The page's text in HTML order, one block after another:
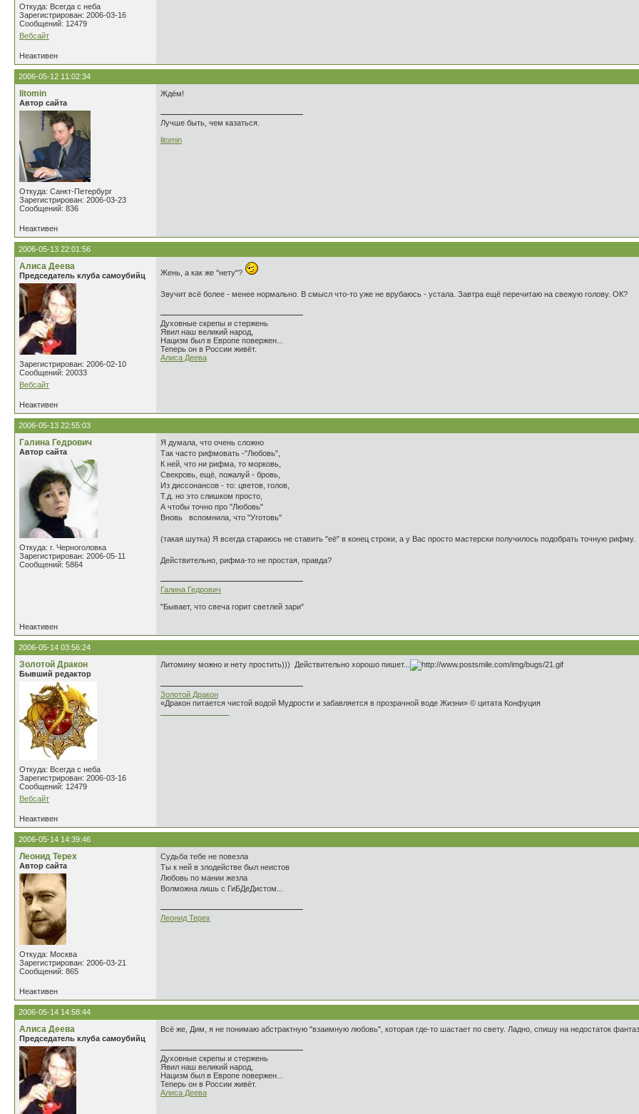
Откуда: Всегда с неба
Зарегистрирован: 2006-03-16
Сообщений: 12479
Вебсайт
Неактивен
2006-05-12 11:02:34
litomin
Автор сайта
Откуда: Санкт-Петербург
Зарегистрирован: 2006-03-23
Сообщений: 836
Ждём!
Лучше быть, чем казаться.
litomin
Неактивен
2006-05-13 22:01:56
Алиса Деева
Председатель клуба самоубийц
Зарегистрирован: 2006-02-10
Сообщений: 20033
Вебсайт
Жень, а как же "нету"?
Звучит всё более - менее нормально. В смысл что-то уже не врубаюсь - устала. Завтра ещё перечитаю на свежую голову. ОК?
Духовные скрепы и стержень
Явил наш великий народ,
Нацизм был в Европе повержен...
Теперь он в России живёт.
Алиса Деева
Неактивен
2006-05-13 22:55:03
Галина Гедрович
Автор сайта
Откуда: г. Черноголовка
Зарегистрирован: 2006-05-11
Сообщений: 5864
Я думала, что очень сложно
Так часто рифмовать -"Любовь",
К ней, что ни рифма, то морковь,
Свекровь, ещё, пожалуй - бровь,
Из диссонансов - то: цветов, голов,
Т.д. но это слишком просто,
А чтобы точно про "Любовь"
Вновь вспомнила, что "Уготовь"
(такая шутка) Я всегда стараюсь не ставить "её" в конец строки, а у Вас просто мастерски получилось подобрать точную рифму.
Действительно, рифма-то не простая, правда?
Галина Гедрович
"Бывает, что свеча горит светлей зари"
Неактивен
2006-05-14 03:56:24
Золотой Дракон
Бывший редактор
Откуда: Всегда с неба
Зарегистрирован: 2006-03-16
Сообщений: 12479
Вебсайт
Литомину можно и нету простить))) Действительно хорошо пишет...
Золотой Дракон
«Дракон питается чистой водой Мудрости и забавляется в прозрачной воде Жизни» © цитата Конфуция
Неактивен
2006-05-14 14:39:46
Леонид Терех
Автор сайта
Откуда: Москва
Зарегистрирован: 2006-03-21
Сообщений: 865
Судьба тебе не повезла
Ты к ней в злодействе был неистов
Любовь по мании жезла
Волможна лишь с ГиБДеДистом...
Леонид Терех
Неактивен
2006-05-14 14:58:44
Алиса Деева
Председатель клуба самоубийц
Всё же, Дим, я не понимаю абстрактную "взаимную любовь", которая где-то шастает по свету. Ладно, спишу на недостаток
Духовные скрепы и стержень
Явил наш великий народ,
Нацизм был в Европе повержен...
Теперь он в России живёт.
Алиса Деева